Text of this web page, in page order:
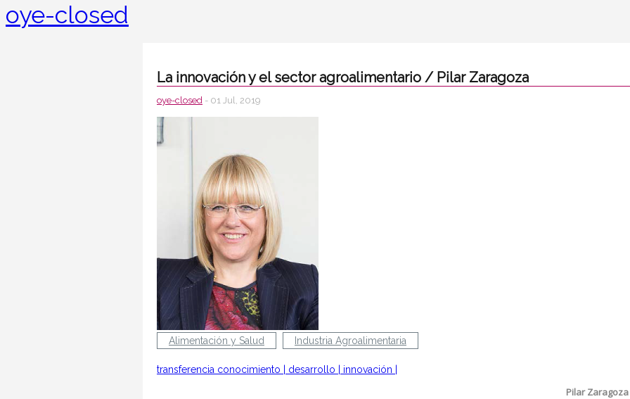
oye-closed
La innovación y el sector agroalimentario / Pilar Zaragoza
oye-closed - 01 Jul, 2019
Alimentación y Salud Industria Agroalimentaria
transferencia conocimiento | desarrollo | innovación |
Pilar